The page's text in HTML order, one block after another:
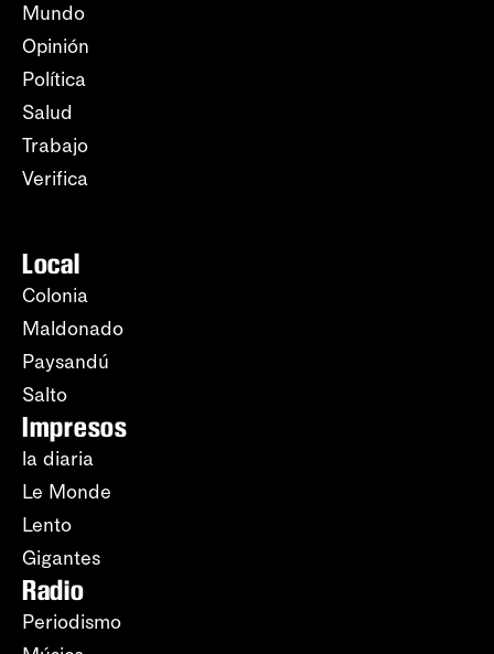
Mundo
Opinión
Política
Salud
Trabajo
Verifica
Local
Colonia
Maldonado
Paysandú
Salto
Impresos
la diaria
Le Monde
Lento
Gigantes
Radio
Periodismo